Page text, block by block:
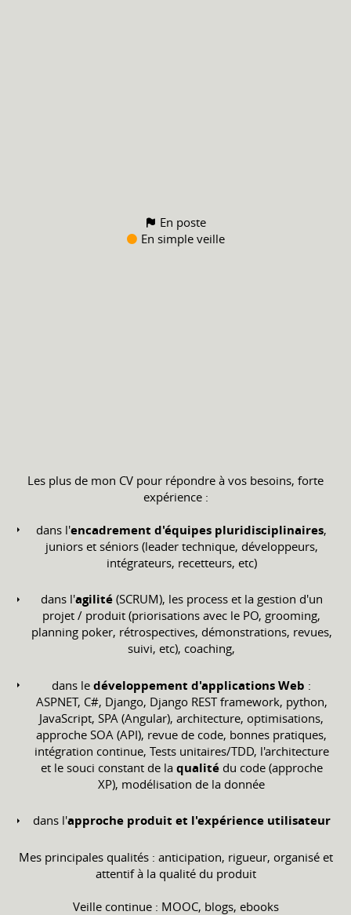
En poste
En simple veille
Les plus de mon CV pour répondre à vos besoins, forte
expérience :
dans l'encadrement d'équipes pluridisciplinaires,
juniors et séniors (leader technique, développeurs,
intégrateurs, recetteurs, etc)
dans l'agilité(SCRUM), les process et la gestion d'un
projet / produit (priorisations avec le PO, grooming,
planning poker, rétrospectives, démonstrations, revues,
suivi, etc), coaching,
dans le développement d'applications Web :
ASPNET, C#, Django, Django REST framework, python,
JavaScript, SPA (Angular), architecture, optimisations,
approche SOA (API), revue de code, bonnes pratiques,
intégration continue, Tests unitaires/TDD, l'architecture
et le souci constant de la qualitédu code (approche
XP), modélisation de la donnée
dans l'approche produit et l'expérience utilisateur
Mes principales qualités : anticipation, rigueur, organisé et
attentif à la qualité du produit
Veille continue : MOOC, blogs, ebooks